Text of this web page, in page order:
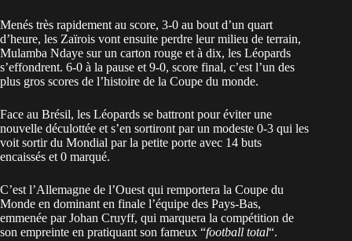
Menés très rapidement au score, 3-0 au bout d’un quart
d’heure, les Zaïrois vont ensuite perdre leur milieu de terrain,
Mulamba Ndaye sur un carton rouge et à dix, les Léopards
s’effondrent. 6-0 à la pause et 9-0, score final, c’est l’un des
plus gros scores de l’histoire de la Coupe du monde.
Face au Brésil, les Léopards se battront pour éviter une
nouvelle déculottée et s’en sortiront par un modeste 0-3 qui les
voit sortir du Mondial par la petite porte avec 14 buts
encaissés et 0 marqué.
C’est l’Allemagne de l’Ouest qui remportera la Coupe du
Monde en dominant en finale l’équipe des Pays-Bas,
emmenée par Johan Cruyff, qui marquera la compétition de
son empreinte en pratiquant son fameux “football total“.